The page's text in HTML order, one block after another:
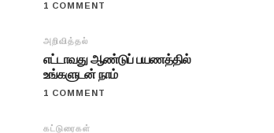
1 COMMENT
அறிவித்தல்
எட்டாவது ஆண்டுப் பயணத்தில்
உங்களுடன் நாம்
1 COMMENT
கட்டுரைகள்